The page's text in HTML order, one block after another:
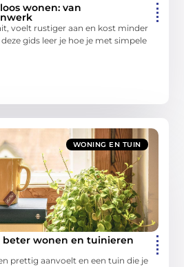
wonen: van
voelt rustiger aan en kost minder
gids leer je hoe je met simpele
WONING EN TUIN
beter wonen en tuinieren
prettig aanvoelt en een tuin die je